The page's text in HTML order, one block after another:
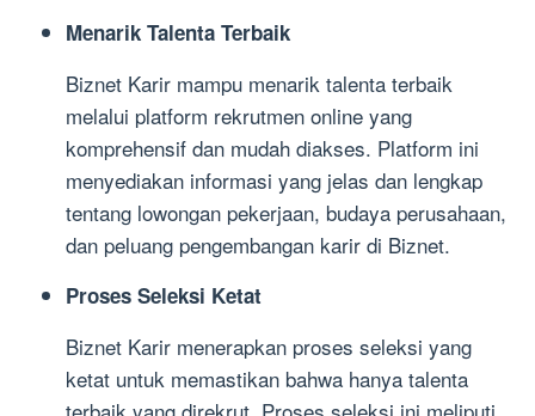
Menarik Talenta Terbaik
Biznet Karir mampu menarik talenta terbaik
melalui platform rekrutmen online yang
komprehensif dan mudah diakses. Platform ini
menyediakan informasi yang jelas dan lengkap
tentang lowongan pekerjaan, budaya perusahaan,
dan peluang pengembangan karir di Biznet.
Proses Seleksi Ketat
Biznet Karir menerapkan proses seleksi yang
ketat untuk memastikan bahwa hanya talenta